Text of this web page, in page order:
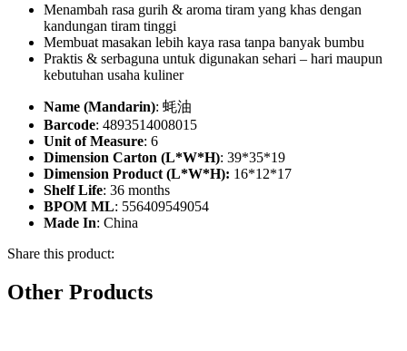
Menambah rasa gurih & aroma tiram yang khas dengan
kandungan tiram tinggi
Membuat masakan lebih kaya rasa tanpa banyak bumbu
Praktis & serbaguna untuk digunakan sehari – hari maupun
kebutuhan usaha kuliner
Name (Mandarin): 蚝油
Barcode: 4893514008015
Unit of Measure: 6
Dimension Carton (L*W*H): 39*35*19
Dimension Product (L*W*H): 16*12*17
Shelf Life: 36 months
BPOM ML: 556409549054
Made In: China
Share this product:
Other Products